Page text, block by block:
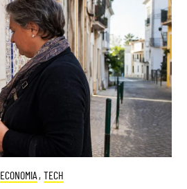
ECONOMIA , TECH